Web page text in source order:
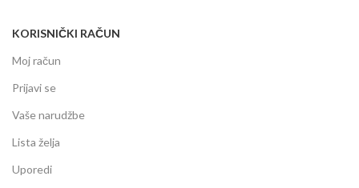
KORISNIČKI RAČUN
Moj račun
Prijavi se
Vaše narudžbe
Lista želja
Uporedi